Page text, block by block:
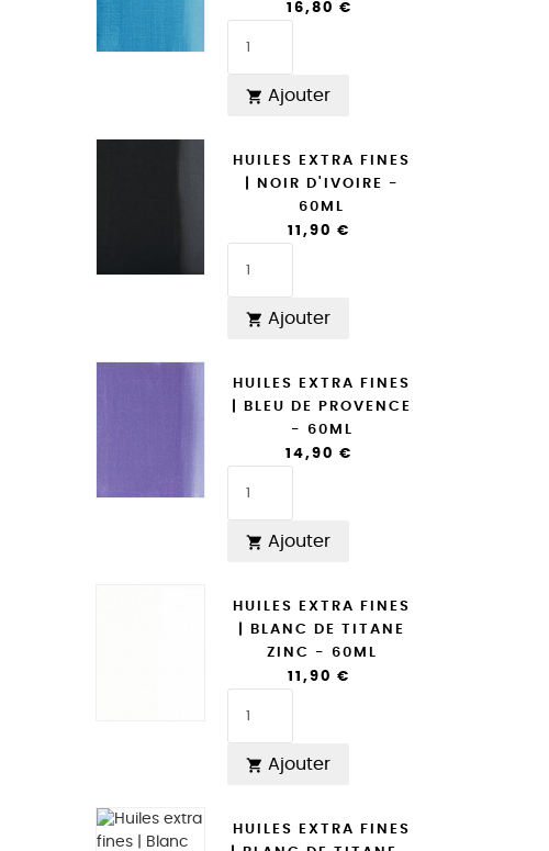
16,80 €
 Ajouter
HUILES EXTRA FINES
| NOIR D'IVOIRE -
60ML
11,90 €
 Ajouter
HUILES EXTRA FINES
| BLEU DE PROVENCE
- 60ML
14,90 €
 Ajouter
HUILES EXTRA FINES
| BLANC DE TITANE
ZINC - 60ML
11,90 €
 Ajouter
HUILES EXTRA FINES